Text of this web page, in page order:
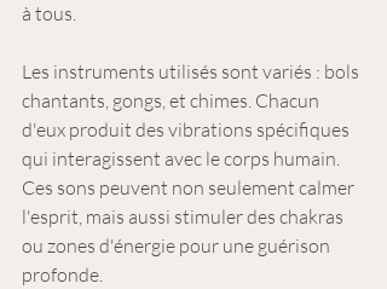
à tous.
Les instruments utilisés sont variés : bols
chantants, gongs, et chimes. Chacun
d'eux produit des vibrations spécifiques
qui interagissent avec le corps humain.
Ces sons peuvent non seulement calmer
l'esprit, mais aussi stimuler des chakras
ou zones d'énergie pour une guérison
profonde.